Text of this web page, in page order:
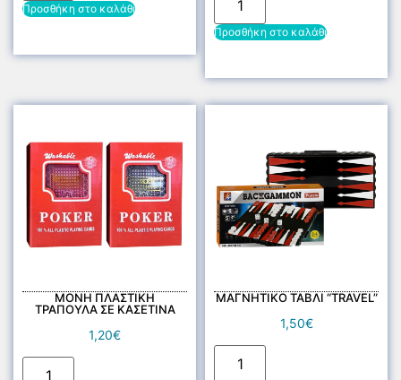
Προσθήκη στο καλάθι
Προσθήκη στο καλάθι
ΜΟΝΗ ΠΛΑΣΤΙΚΗ
ΤΡΑΠΟΥΛΑ ΣΕ ΚΑΣΕΤΙΝΑ
1,20€
ΜΑΓΝΗΤΙΚΟ ΤΑΒΛΙ “TRAVEL”
1,50€